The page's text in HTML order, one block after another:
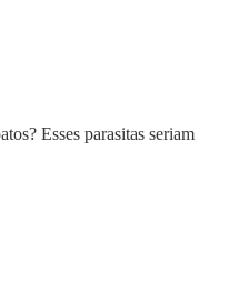
Esses parasitas seriam